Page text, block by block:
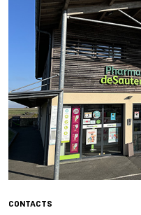
CONTACTS